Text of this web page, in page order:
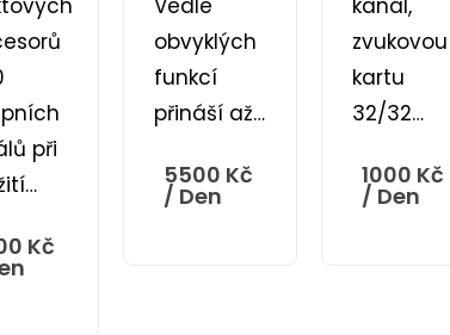
při
Kč
Vedle
obvyklých
funkcí
přináší až…
5500 Kč
/ Den
kanál,
zvukovou
kartu
32/32…
1000 Kč
/ Den